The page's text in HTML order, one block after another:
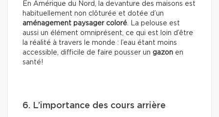
En Amérique du Nord, la devanture des maisons est
habituellement non clôturée et dotée d’un
aménagement paysager coloré. La pelouse est
aussi un élément omniprésent, ce qui est loin d’être
la réalité à travers le monde : l’eau étant moins
accessible, difficile de faire pousser un gazon en
santé!
6. L’importance des cours arrière